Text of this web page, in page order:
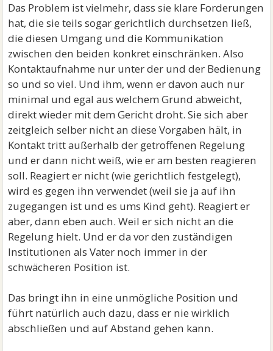
Das Problem ist vielmehr, dass sie klare Forderungen
hat, die sie teils sogar gerichtlich durchsetzen ließ,
die diesen Umgang und die Kommunikation
zwischen den beiden konkret einschränken. Also
Kontaktaufnahme nur unter der und der Bedienung
so und so viel. Und ihm, wenn er davon auch nur
minimal und egal aus welchem Grund abweicht,
direkt wieder mit dem Gericht droht. Sie sich aber
zeitgleich selber nicht an diese Vorgaben hält, in
Kontakt tritt außerhalb der getroffenen Regelung
und er dann nicht weiß, wie er am besten reagieren
soll. Reagiert er nicht (wie gerichtlich festgelegt),
wird es gegen ihn verwendet (weil sie ja auf ihn
zugegangen ist und es ums Kind geht). Reagiert er
aber, dann eben auch. Weil er sich nicht an die
Regelung hielt. Und er da vor den zuständigen
Institutionen als Vater noch immer in der
schwächeren Position ist.
Das bringt ihn in eine unmögliche Position und
führt natürlich auch dazu, dass er nie wirklich
abschließen und auf Abstand gehen kann.